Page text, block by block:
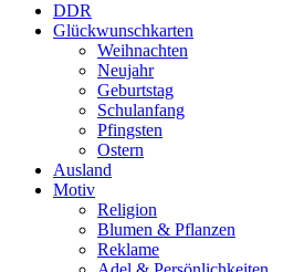
DDR
Glückwunschkarten
Weihnachten
Neujahr
Geburtstag
Schulanfang
Pfingsten
Ostern
Ausland
Motiv
Religion
Blumen & Pflanzen
Reklame